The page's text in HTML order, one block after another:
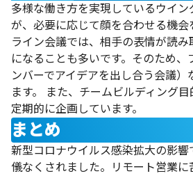
多様な働き方を実現しているウイン
が、必要に応じて顔を合わせる機会
ライン会議では、相手の表情が読
になることも多いです。そのため、
ンバーでアイデアを出し合う会議
ます。
また、 チームビルディング
定期的に企画しています。
まとめ
新型コロナウイルス感染拡大の影
儀なくされました。リモート営業